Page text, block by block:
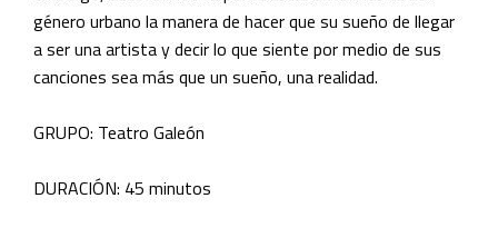
género urbano la manera de hacer que su sueño de llegar
a ser una artista y decir lo que siente por medio de sus
canciones sea más que un sueño, una realidad.
GRUPO: Teatro Galeón
DURACIÓN: 45 minutos